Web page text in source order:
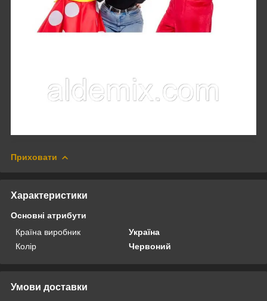
Приховати
Характеристики
Основні атрибути
Країна виробник
Україна
Колір
Червоний
Умови доставки